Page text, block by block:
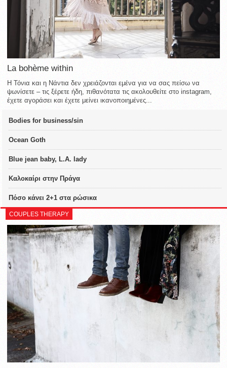
La bohème within
Η Τόνια και η Νάντια δεν χρειάζονται εμένα για να σας πείσω να
ψωνίσετε – τις ξέρετε ήδη, πιθανότατα τις ακολουθείτε στο instagram,
έχετε αγοράσει και έχετε μείνει ικανοποιημένες...
Bodies for business/sin
Ocean Goth
Blue jean baby, L.A. lady
Καλοκαίρι στην Πράγα
Πόσο κάνει 2+1 στα ρώσικα
COUPLES THERAPY